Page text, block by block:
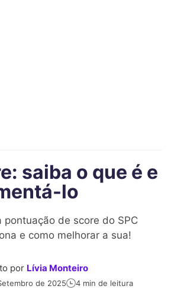
saiba o que é e
lo
pontuação de score do SPC
e como melhorar a sua!
por Lívia Monteiro
de 2025 4 min de leitura